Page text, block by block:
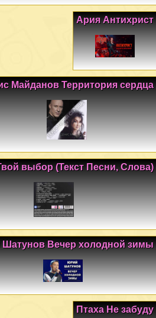
Ария Антихрист
Майданов Территория сердца
выбор (Текст Песни, Слова)
Вечер холодной зимы
Птаха Не забуду